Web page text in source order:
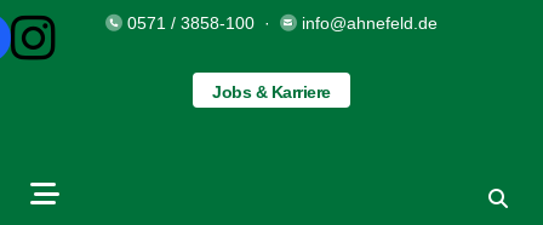
0571 / 3858-100 · info@ahnefeld.de
Jobs & Karriere